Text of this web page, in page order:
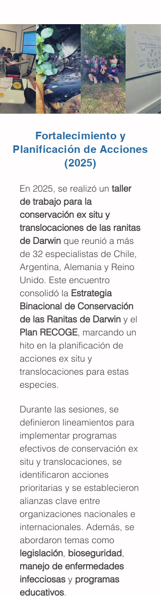
Fortalecimiento y
Planificación de Acciones
(2025)
En 2025, se realizó un taller
de trabajo para la
conservación ex situ y
translocaciones de las ranitas
de Darwin que reunió a más
de 32 especialistas de Chile,
Argentina, Alemania y Reino
Unido. Este encuentro
consolidó la Estrategia
Binacional de Conservación
de las Ranitas de Darwin y el
Plan RECOGE, marcando un
hito en la planificación de
acciones ex situ y
translocaciones para estas
especies.
Durante las sesiones, se
definieron lineamientos para
implementar programas
efectivos de conservación ex
situ y translocaciones, se
identificaron acciones
prioritarias y se establecieron
alianzas clave entre
organizaciones nacionales e
internacionales. Además, se
abordaron temas como
legislación, bioseguridad,
manejo de enfermedades
infecciosas y programas
educativos.